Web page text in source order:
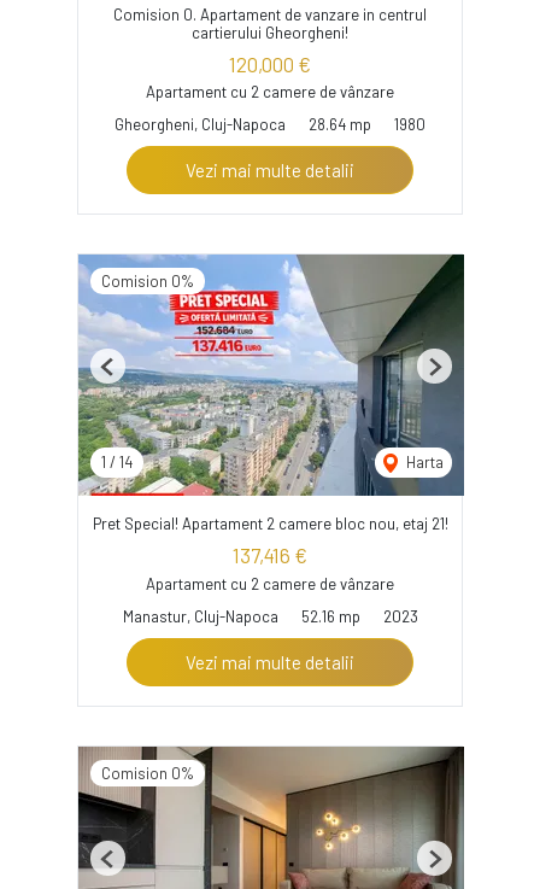
Comision 0. Apartament de vanzare in centrul
cartierului Gheorgheni!
120,000 €
Apartament cu 2 camere de vânzare
Gheorgheni, Cluj-Napoca
28.64 mp 1980
Vezi mai multe detalii
Comision 0%
1 / 14 Harta
Previous Next
Pret Special! Apartament 2 camere bloc nou, etaj 21!
137,416 €
Apartament cu 2 camere de vânzare
Manastur, Cluj-Napoca
52.16 mp 2023
Vezi mai multe detalii
Comision 0%
Previous Next